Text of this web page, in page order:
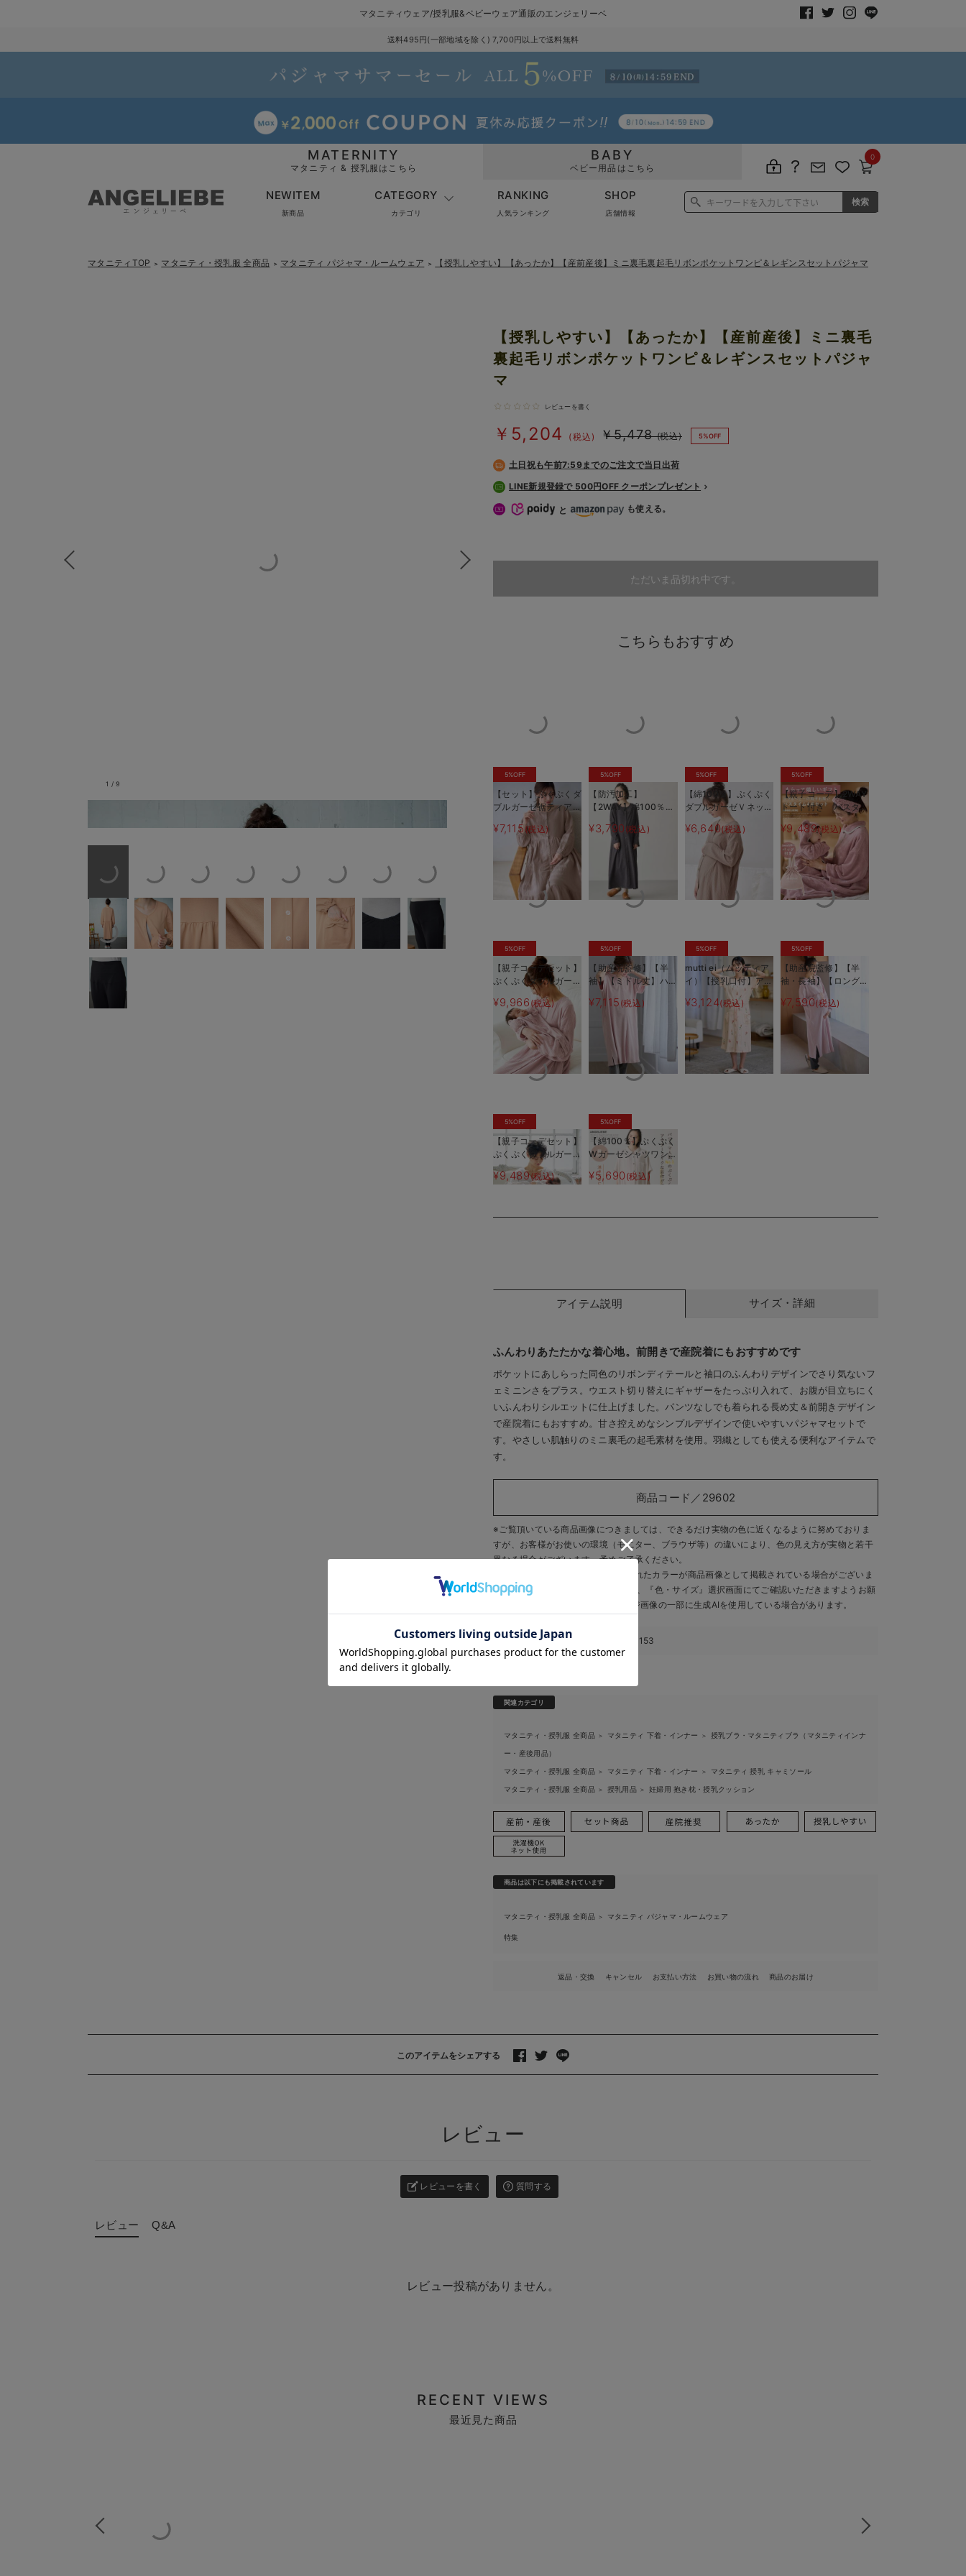
マタニティウェア/授乳服&ベビーウェア通販のエンジェリーベ
送料495円(一部地域を除く) 7,700円以上で送料無料
MATERNITY
マタニティ & 授乳服はこちら
BABY
ベビー用品はこちら
0
NEWITEM
新商品
CATEGORY
カテゴリ
RANKING
人気ランキング
SHOP
店舗情報
マタニティTOP ＞ マタニティ・授乳服 全商品 ＞ マタニティ パジャマ・ルームウェア ＞ 【授乳しやすい】【あったか】【産前産後】ミニ裏毛裏起毛リボンポケットワンピ＆レギンスセットパジャマ
バックスタイル フロントは第2-4ボタンがスナップなので片手で開けられます
1 /9
【授乳しやすい】【あったか】【産前産後】ミニ裏毛
裏起毛リボンポケットワンピ＆レギンスセットパジャ
マ
レビューを書く
￥5,478 (税込)
￥5,204 (税込) 5%OFF
土日祝も午前7:59までのご注文で当日出荷
LINE新規登録で 500円OFF クーポンプレゼント
と も使える。
ただいま品切れ中です。
こちらもおすすめ
5%OFF
【セット】ぷくぷくダ
ブルガーゼ裾ティアー
ド3WAYワンピース＆
産後も使えるレギンス
パジャマ マタニテ
ィ・授乳パジャマ
¥7,115(税込)
5%OFF
【防汚加工】
【2WAY】綿100％前
開き長袖ネグリジェ
マタニティ・授乳パジ
ャマ【産後も長く着れ
¥3,790 (税込)
5%OFF
【綿100％】ぷくぷく
ダブルガーゼＶネック
ワンピ＆産前産後使え
るレギンスパジャマ
マタニティ・授乳パジ
ャマ【親子コーデ可】
¥6,640(税込)
5%OFF
【親子コーデ】2WAY
トート付き バスタイ
ム 4点セット 出産
祝い マタニティ・産
後
¥9,489(税込)
5%OFF
【親子コーデセット】
ぷくぷくダブルガーゼ
裾ティアード3WAYワ
ンピース＆産前産後使
えるレギンスパジャマ
&2wayオール 出産
準備 ギフト マタニ
ティ・産後
¥9,966 (税込)
5%OFF
【助産院監修】【半
袖】【ミドル丈】ハイ
ストレッチリブ前開き
パジャマ マタニテ
ィ・授乳パジャマ【出
産後も長く使える】
¥7,115 (税込)
5%OFF
mutti ei（ムッティア
イ）【授乳口付】アイ
スクリーム柄半袖ネグ
リジェ
¥3,124(税込)
5%OFF
【助産院監修】【半
袖・長袖】【ロング
丈】ハイストレッチリ
ブ前開きパジャマ マ
タニティ・授乳パジャ
マ【出産後も長く使え
る】
¥7,590(税込)
5%OFF
【親子コーデセット】
ぷくぷくダブルガーゼ
Ｖネックワンピ＆産前
産後使えるレギンスパ
ト マタニティ・産後
¥9,489(税込)
5%OFF
【綿100％】ぷくぷく
Wガーゼシャツワンピ
ースネグリジェ マタ
ニティ・授乳パジャマ
¥5,690 (税込)
アイテム説明 サイズ・詳細
ふんわりあたたかな着心地。前開きで産院着にもおすすめです
ポケットにあしらった同色のリボンディテールと袖口のふんわりデザインでさり気ないフ
ェミニンさをプラス。ウエスト切り替えにギャザーをたっぷり入れて、お腹が目立ちにく
いふんわりシルエットに仕上げました。パンツなしでも着られる長め丈＆前開きデザイン
で産院着にもおすすめ。甘さ控えめなシンプルデザインで使いやすいパジャマセットで
す。やさしい肌触りのミニ裏毛の起毛素材を使用。羽織としても使える便利なアイテムで
す。
商品コード／29602
※ご覧頂いている商品画像につきましては、できるだけ実物の色に近くなるように努めておりま
すが、 お客様がお使いの環境（モニター、ブラウザ等）の違いにより、色の見え方が実物と若干
異なる場合がございます。予めご了承ください。
また、商品の機能説明の為、完売されたカラーが商品画像として掲載されている場合がございま
す。 販売中のカラーにつきましては、『色・サイズ』選択画面にてご確認いただきますようお願
※商品画像・イメージ画像の一部に生成AIを使用している場合があります。
このアイテムのお気に入り登録数 153
関連カテゴリ
マタニティ・授乳服 全商品 ＞ マタニティ 下着・インナー ＞ 授乳ブラ・マタニティブラ（マタニティインナ
ー・産後用品）
マタニティ・授乳服 全商品 ＞ マタニティ 下着・インナー ＞ マタニティ 授乳 キャミソール
マタニティ・授乳服 全商品 ＞ 授乳用品 ＞ 妊婦用 抱き枕・授乳クッション
商品は以下にも掲載されています
マタニティ・授乳服 全商品 ＞ マタニティ パジャマ・ルームウェア
特集
返品・交換 キャンセル お支払い方法 お買い物の流れ 商品のお届け
このアイテムをシェアする >
レビュー
レビューを書く 質問する
レビュー Q&A
レビュー投稿がありません。
RECENT VIEWS
最近見た商品
お気に入り商品を確認する